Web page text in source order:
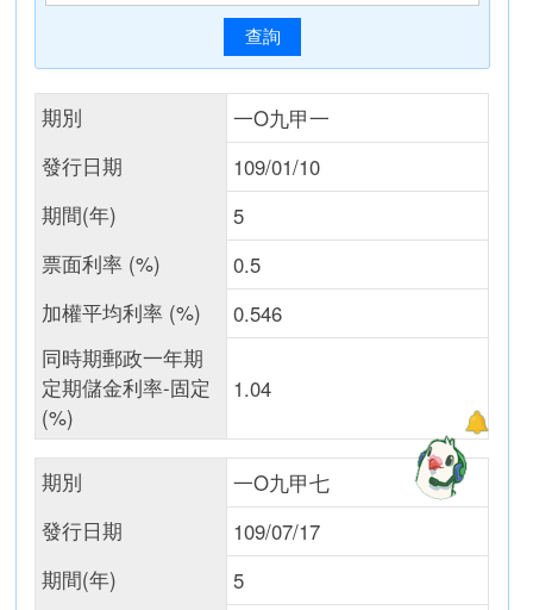
期別
一O九甲一
發行日期
109/01/10
期間(年)
5
票面利率 (%)
0.5
加權平均利率 (%)
0.546
同時期郵政一年期
定期儲金利率-固定
(%)
1.04
期別
一O九甲七
發行日期
109/07/17
期間(年)
5